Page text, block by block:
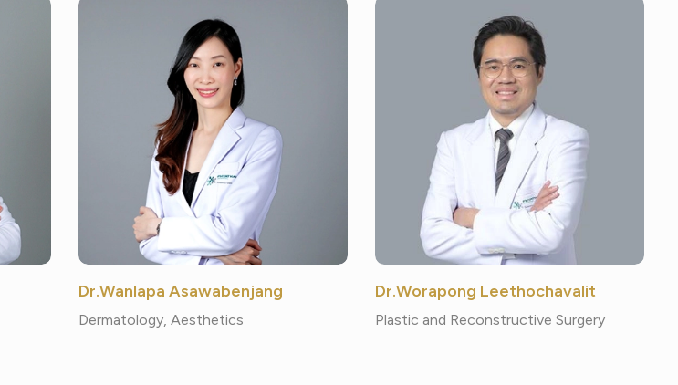
Dr.Wanlapa Asawabenjang
Dermatology, Aesthetics
Dr.Worapong Leethochavalit
Plastic and Reconstructive Surgery